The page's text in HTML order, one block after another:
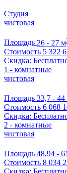
Студия
чистовая
Площадь 26 - 27 м
Стоимость 5 322
Скидка:
1 - комнатные
чистовая
Площадь 33,7 -
Стоимость 6 068
Скидка:
2 - комнатные
чистовая
Площадь 48,94 -
Стоимость 8 034